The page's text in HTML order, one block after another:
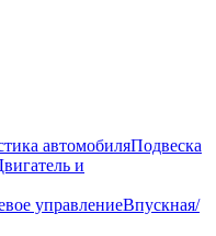
автомобиляПодвеска
и
управлениеВпускная/